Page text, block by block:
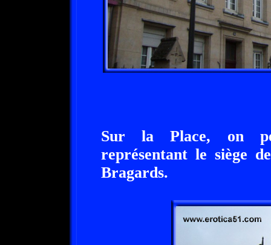
Sur la Place, on
représentant le siège
Bragards.